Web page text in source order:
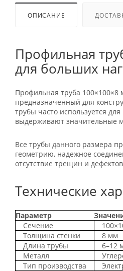
ОПИСАНИЕ
Профильная
для больших
Профильная труба 100×100×8
предназначенный для
трубы часто используется
выдерживают значительные
Все трубы данного размера
геометрию, надежное
отсутствие трещин и
Технические
Параметр
Сечение
Толщина стенки
8 мм
Длина трубы
6–12
Металл
Тип производства